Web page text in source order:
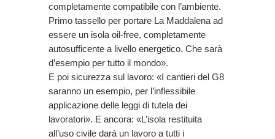
completamente compatibile con l’ambiente.
Primo tassello per portare La Maddalena ad
essere un isola oil-free, completamente
autosufficente a livello energetico. Che sarà
d’esempio per tutto il mondo».
E poi sicurezza sul lavoro: «I cantieri del G8
saranno un esempio, per l’inflessibile
applicazione delle leggi di tutela dei
lavoratori». E ancora: «L’isola restituita
all’uso civile darà un lavoro a tutti i